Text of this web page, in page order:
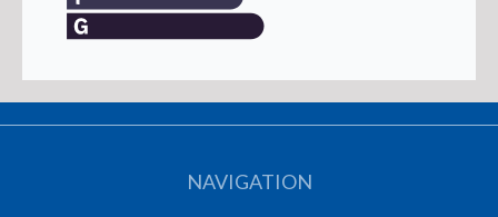
NAVIGATION